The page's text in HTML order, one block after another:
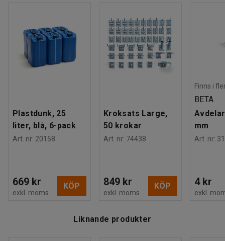
Plastdunk, 25
liter, blå, 6-pack
Art. nr: 20158
669 kr
exkl. moms
KÖP
Kroksats Large,
50 krokar
Art. nr: 74438
849 kr
exkl. moms
KÖP
Finns i
BETA
mm
Art. nr:
4 kr
exkl.
Liknande produkter